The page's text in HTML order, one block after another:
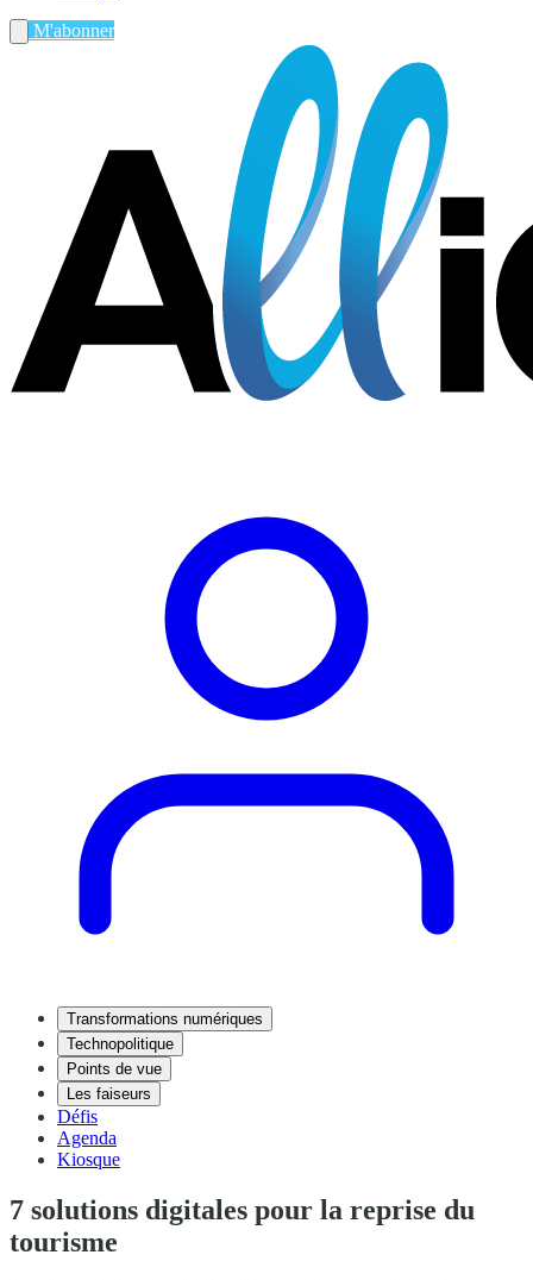
M'abonner
Transformations numériques
Technopolitique
Points de vue
Les faiseurs
Défis
Agenda
Kiosque
7 solutions digitales pour la reprise du
tourisme